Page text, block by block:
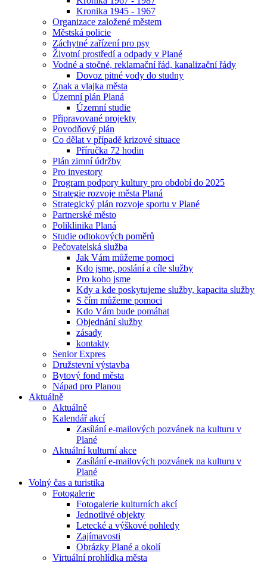
Kronika 1945 - 1967
Organizace založené městem
Městská policie
Záchytné zařízení pro psy
Životní prostředí a odpady v Plané
Vodné a stočné, reklamační řád, kanalizační řády
Dovoz pitné vody do studny
Znak a vlajka města
Územní plán Planá
Územní studie
Připravované projekty
Povodňový plán
Co dělat v případě krizové situace
Příručka 72 hodin
Plán zimní údržby
Pro investory
Program podpory kultury pro období do 2025
Strategie rozvoje města Planá
Strategický plán rozvoje sportu v Plané
Partnerské město
Poliklinika Planá
Studie odtokových poměrů
Pečovatelská služba
Jak Vám můžeme pomoci
Kdo jsme, poslání a cíle služby
Pro koho jsme
Kdy a kde poskytujeme služby, kapacita služby
S čím můžeme pomoci
Kdo Vám bude pomáhat
Objednání služby
zásady
kontakty
Senior Expres
Družstevní výstavba
Bytový fond města
Nápad pro Planou
Aktuálně
Aktuálně
Kalendář akcí
Zasílání e-mailových pozvánek na kulturu v
Plané
Aktuální kulturní akce
Zasílání e-mailových pozvánek na kulturu v
Plané
Volný čas a turistika
Fotogalerie
Fotogalerie kulturních akcí
Jednotlivé objekty
Letecké a výškové pohledy
Zajímavosti
Obrázky Plané a okolí
Virtuální prohlídka města